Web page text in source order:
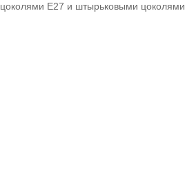
цоколями E27 и штырьковыми цоколями.